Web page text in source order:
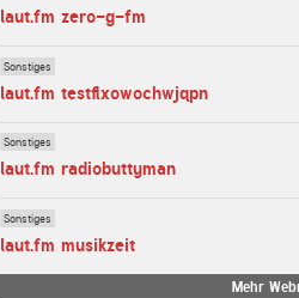
laut.fm zero-g-fm
Sonstiges
laut.fm testflxowochwjqpn
Sonstiges
laut.fm radiobuttyman
Sonstiges
laut.fm musikzeit
Mehr